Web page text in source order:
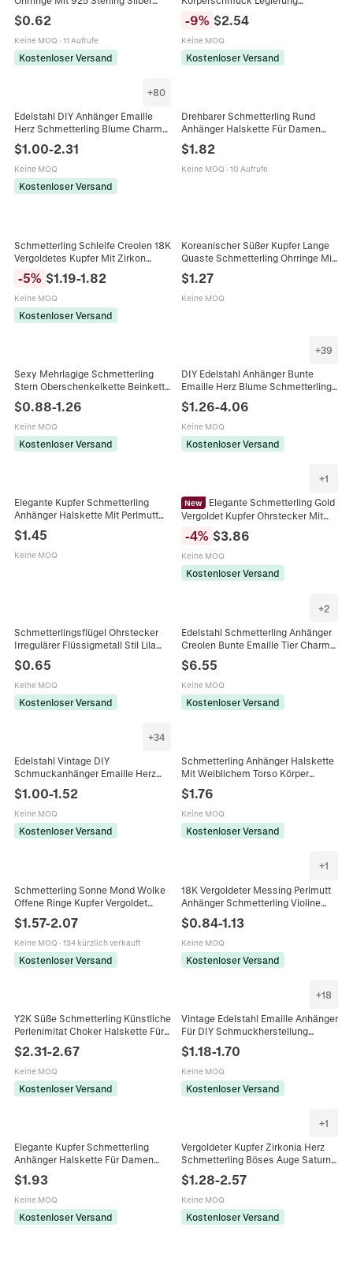
Damen Elegant
$0.62
Keine MOQ · 11 Aufrufe
Kostenloser Versand
Schmetterling Stern Münze Quaste
Sexy Bauchlkette Für Strand Party
Schmuck
-9% $2.54
Keine MOQ
Kostenloser Versand
+80
Edelstahl DIY Anhänger Emaille
Herz Schmetterling Blume Charm
Für Schmuckherstellung Zubehör
Mode Schmuckanhänger
$1.00-2.31
Keine MOQ
Kostenloser Versand
Drehbarer Schmetterling Rund
Anhänger Halskette Für Damen
Eingelegt Strass Künstliches
Perlmutt Kette Schmuck Geschenk
Gold
$1.82
Keine MOQ · 10 Aufrufe
Schmetterling Schleife Creolen 18K
Vergoldetes Kupfer Mit Zirkon
Frauen
-5% $1.19-1.82
Keine MOQ
Kostenloser Versand
Koreanischer Süßer Kupfer Lange
Quaste Schmetterling Ohrringe Mit
Strass Ohrhänger Für Damen
$1.27
Keine MOQ
Sexy Mehrlagige Schmetterling
Stern Oberschenkelkette Beinkette
Für Damen Gold Silber Elastisch
Beinring Körperschmuck Party
$0.88-1.26
Keine MOQ
Kostenloser Versand
+39
DIY Edelstahl Anhänger Bunte
Emaille Herz Blume Schmetterling
Fisch Muschel Formen Vergoldet
Schmuck Zubehör
$1.26-4.06
Keine MOQ
Kostenloser Versand
Elegante Kupfer Schmetterling
Anhänger Halskette Mit Perlmutt
Muschel Strass Eingelegt
Schlüsselbeinkette Für Damen
Mode Schmuck
$1.45
Keine MOQ
+1
New
Elegante Schmetterling Gold
Vergoldet Kupfer Ohrstecker Mit
Zirkonia Und Emaille Mode
Schmuck Für Damen
-4% $3.86
Keine MOQ
Kostenloser Versand
Schmetterlingsflügel Ohrstecker
Irregulärer Flüssigmetall Stil Lila
Edelstahl Stecker
$0.65
Keine MOQ
Kostenloser Versand
+2
Edelstahl Schmetterling Anhänger
Creolen Bunte Emaille Tier Charme
Minimalistischen Süßen Schmuck
Geschenk
$6.55
Keine MOQ
Kostenloser Versand
+34
Edelstahl Vintage DIY
Schmuckanhänger Emaille Herz
Schmetterling Blume Tierformen
Anhänger Für Halskette Armband
Schmuckherstellung Zubehör
$1.00-1.52
Keine MOQ
Kostenloser Versand
Schmetterling Anhänger Halskette
Mit Weiblichem Torso Körper
Design Titan Stahl Schmuck Für
Frauen Schlüsselbein Kette
$1.76
Keine MOQ
Kostenloser Versand
Schmetterling Sonne Mond Wolke
Offene Ringe Kupfer Vergoldet
Für Frauen Elegant
$1.57-2.07
Keine MOQ · 134 kürzlich verkauft
Kostenloser Versand
+1
18K Vergoldeter Messing Perlmutt
Anhänger Schmetterling Violine
DIY Zubehör
$0.84-1.13
Keine MOQ
Kostenloser Versand
Y2K Süße Schmetterling Künstliche
Perlenimitat Choker Halskette Für
Damen Legierung Emaille Herz
Stern Schlange Fee Anhänger
Schmuck
$2.31-2.67
Keine MOQ
Kostenloser Versand
+18
Vintage Edelstahl Emaille Anhänger
Für DIY Schmuckherstellung
Schmetterling Biene Kreuz Nur
Anhänger (Ohne Kette)
$1.18-1.70
Keine MOQ
Kostenloser Versand
Elegante Kupfer Schmetterling
Anhänger Halskette Für Damen
Mikro Eingelegtes Zirkonia Luxus
Galvanisierte O-Kette Schmuck
Geschenk
$1.93
Keine MOQ
Kostenloser Versand
+1
Vergoldeter Kupfer Zirkonia Herz
Schmetterling Böses Auge Saturn
Anhänger Für DIY
Schmuckherstellung Halskette
Ohrring Zubehör
$1.28-2.57
Keine MOQ
Kostenloser Versand